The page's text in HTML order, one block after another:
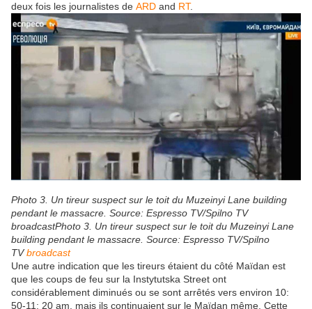
deux fois les journalistes de ARD and RT.
Photo 3. Un tireur suspect sur le toit du Muzeinyi Lane building
pendant le massacre. Source: Espresso TV/Spilno TV
broadcastPhoto 3. Un tireur suspect sur le toit du Muzeinyi Lane
building pendant le massacre. Source: Espresso TV/Spilno
TVbroadcast
Une autre indication que les tireurs étaient du côté Maïdan est
que les coups de feu sur la Instytutska Street ont
considérablement diminués ou se sont arrêtés vers environ 10:
50-11: 20 am, mais ils continuaient sur le Maïdan même. Cette